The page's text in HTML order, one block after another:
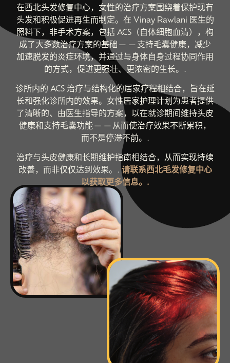
在西北头发修复中心，女性的治疗方案围绕着保护现有
头发和积极促进再生而制定。在 Vinay Rawlani 医生的
照料下，非手术方案，包括 ACS（自体细胞血清），构
成了大多数治疗方案的基础——支持毛囊健康，减少
加速脱发的炎症环境，并通过与身体自身过程协同作用
的方式，促进更强壮、更浓密的生长。.
诊所内的 ACS 治疗与结构化的居家疗程相结合，旨在延
长和强化诊所内的效果。女性居家护理计划为患者提供
了清晰的、由医生指导的方案，以在就诊期间维持头皮
健康和支持毛囊功能——从而使治疗效果不断累积，
而不是停滞不前。.
治疗与头皮健康和长期维护指南相结合，从而实现持续
改善，而非仅仅达到效果。.请联系西北毛发修复中心
以获取更多信息。.